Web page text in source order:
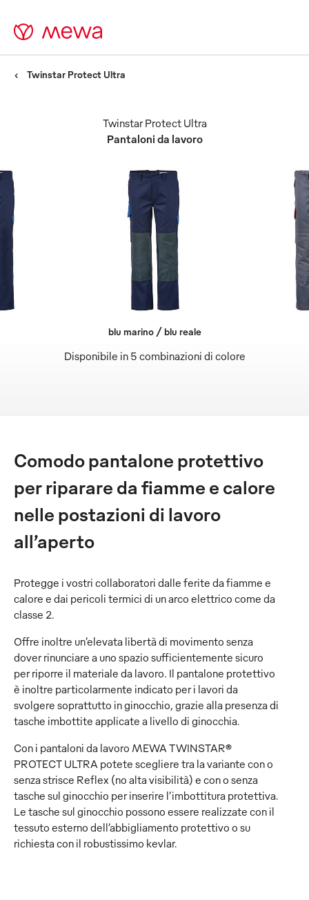
Twinstar Protect Ultra
Pantaloni da lavoro
Twinstar Protect Ultra
Disponibile in 5 combinazioni di colore
blu marino / blu reale
Comodo pantalone protettivo
per riparare da fiamme e calore
nelle postazioni di lavoro
all’aperto
Protegge i vostri collaboratori dalle ferite da fiamme e
calore e dai pericoli termici di un arco elettrico come da
classe 2.
Offre inoltre un’elevata libertà di movimento senza
dover rinunciare a uno spazio sufficientemente sicuro
per riporre il materiale da lavoro. Il pantalone protettivo
è inoltre particolarmente indicato per i lavori da
svolgere soprattutto in ginocchio, grazie alla presenza di
tasche imbottite applicate a livello di ginocchia.
Con i pantaloni da lavoro MEWA TWINSTAR®
PROTECT ULTRA potete scegliere tra la variante con o
senza strisce Reflex (no alta visibilità) e con o senza
tasche sul ginocchio per inserire l’imbottitura protettiva.
Le tasche sul ginocchio possono essere realizzate con il
tessuto esterno dell’abbigliamento protettivo o su
richiesta con il robustissimo kevlar.